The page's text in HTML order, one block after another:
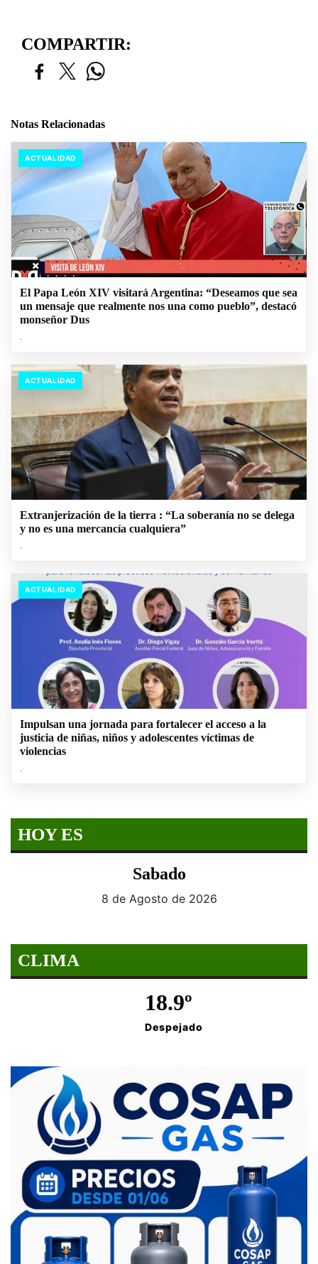
COMPARTIR:
Notas Relacionadas
ACTUALIDAD
El Papa León XIV visitará Argentina: “Deseamos que sea
un mensaje que realmente nos una como pueblo”, destacó
monseñor Dus
.
ACTUALIDAD
Extranjerización de la tierra : “La soberanía no se delega
y no es una mercancía cualquiera”
.
ACTUALIDAD
Impulsan una jornada para fortalecer el acceso a la
justicia de niñas, niños y adolescentes víctimas de
violencias
.
HOY ES
Sabado
8 de Agosto de 2026
CLIMA
18.9º
Despejado